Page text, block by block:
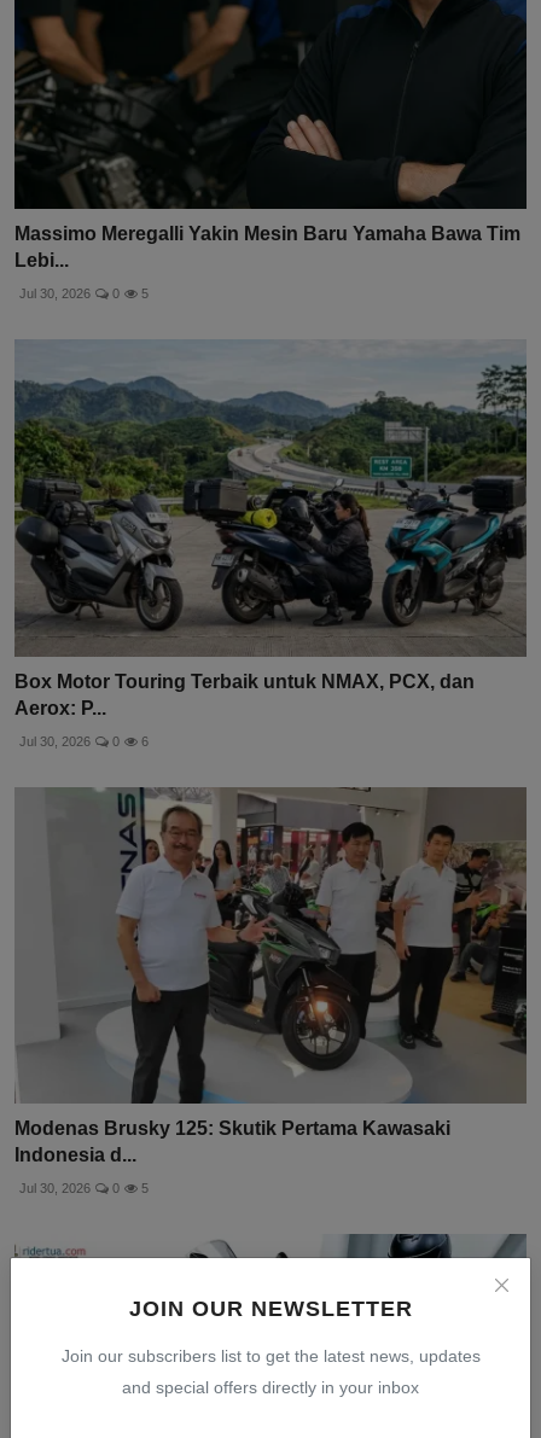
JOIN OUR NEWSLETTER
Join our subscribers list to get the latest news, updates
and special offers directly in your inbox
Massimo Meregalli Yakin Mesin Baru Yamaha Bawa Tim
Lebi...
Jul 30, 2026 0 5
Box Motor Touring Terbaik untuk NMAX, PCX, dan
Aerox: P...
Jul 30, 2026 0 6
Modenas Brusky 125: Skutik Pertama Kawasaki
Indonesia d...
Jul 30, 2026 0 5